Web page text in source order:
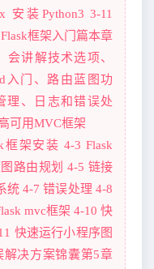
装Python3 3-11
框架入门篇本章
会讲解技术选项、
入门、路由蓝图功
理、日志和错误处
可用MVC框架
架安装 4-3 Flask
路由规划 4-5 链接
统 4-7 错误处理 4-8
mvc框架 4-10 快
快速运行小程序图
解决方案锦囊第5章